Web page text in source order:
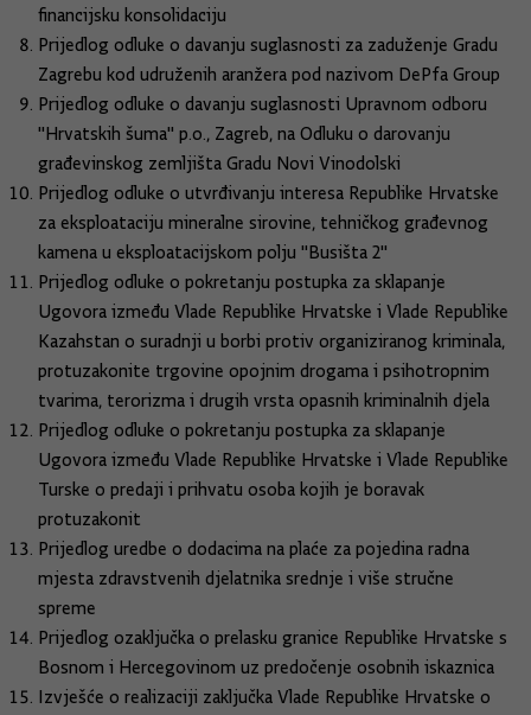
financijsku konsolidaciju
Prijedlog odluke o davanju suglasnosti za zaduženje Gradu
Zagrebu kod udruženih aranžera pod nazivom DePfa Group
Prijedlog odluke o davanju suglasnosti Upravnom odboru
"Hrvatskih šuma" p.o., Zagreb, na Odluku o darovanju
građevinskog zemljišta Gradu Novi Vinodolski
Prijedlog odluke o utvrđivanju interesa Republike Hrvatske
za eksploataciju mineralne sirovine, tehničkog građevnog
kamena u eksploatacijskom polju "Busišta 2"
Prijedlog odluke o pokretanju postupka za sklapanje
Ugovora između Vlade Republike Hrvatske i Vlade Republike
Kazahstan o suradnji u borbi protiv organiziranog kriminala,
protuzakonite trgovine opojnim drogama i psihotropnim
tvarima, terorizma i drugih vrsta opasnih kriminalnih djela
Prijedlog odluke o pokretanju postupka za sklapanje
Ugovora između Vlade Republike Hrvatske i Vlade Republike
Turske o predaji i prihvatu osoba kojih je boravak
protuzakonit
Prijedlog uredbe o dodacima na plaće za pojedina radna
mjesta zdravstvenih djelatnika srednje i više stručne
spreme
Prijedlog ozaključka o prelasku granice Republike Hrvatske s
Bosnom i Hercegovinom uz predočenje osobnih iskaznica
Izvješće o realizaciji zaključka Vlade Republike Hrvatske o